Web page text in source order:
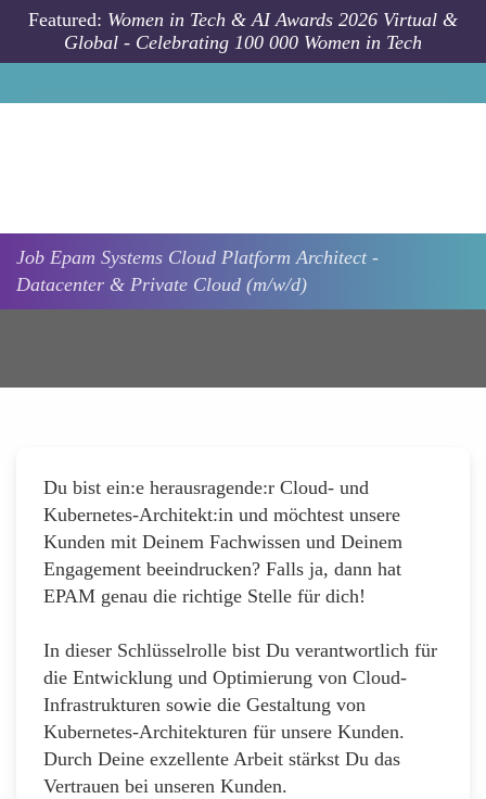
Skip to main content
Featured: Women in Tech & AI Awards 2026 Virtual &
Global - Celebrating 100 000 Women in Tech
Job Epam Systems Cloud Platform Architect -
Datacenter & Private Cloud (m/w/d)
Du bist ein:e herausragende:r Cloud- und
Kubernetes-Architekt:in und möchtest unsere
Kunden mit Deinem Fachwissen und Deinem
Engagement beeindrucken? Falls ja, dann hat
EPAM genau die richtige Stelle für dich!
In dieser Schlüsselrolle bist Du verantwortlich für
die Entwicklung und Optimierung von Cloud-
Infrastrukturen sowie die Gestaltung von
Kubernetes-Architekturen für unsere Kunden.
Durch Deine exzellente Arbeit stärkst Du das
Vertrauen bei unseren Kunden.